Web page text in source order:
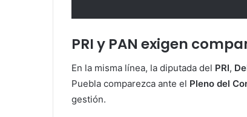
PRI y PAN exigen
En la misma línea, la diputada del PRI,
Puebla comparezca ante el Pleno del
gestión.